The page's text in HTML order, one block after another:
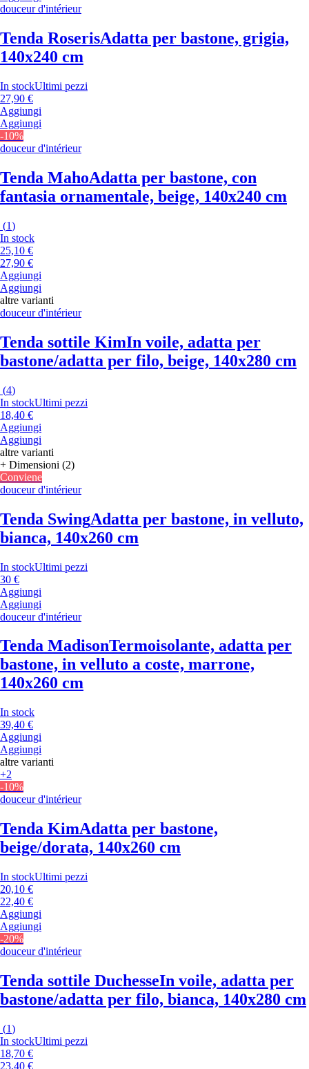
douceur d'intérieur
Tenda RoserisAdatta per bastone, grigia,
140x240 cm
In stockUltimi pezzi
27,90 €
Aggiungi
Aggiungi
-10%
douceur d'intérieur
Tenda MahoAdatta per bastone, con
fantasia ornamentale, beige, 140x240 cm
(1)
In stock
25,10 €
27,90 €
Aggiungi
Aggiungi
altre varianti
douceur d'intérieur
Tenda sottile KimIn voile, adatta per
bastone/adatta per filo, beige, 140x280 cm
(4)
In stockUltimi pezzi
18,40 €
Aggiungi
Aggiungi
altre varianti
+ Dimensioni (2)
Conviene
douceur d'intérieur
Tenda SwingAdatta per bastone, in velluto,
bianca, 140x260 cm
In stockUltimi pezzi
30 €
Aggiungi
Aggiungi
douceur d'intérieur
Tenda MadisonTermoisolante, adatta per
bastone, in velluto a coste, marrone,
140x260 cm
In stock
39,40 €
Aggiungi
Aggiungi
altre varianti
+2
-10%
douceur d'intérieur
Tenda KimAdatta per bastone,
beige/dorata, 140x260 cm
In stockUltimi pezzi
20,10 €
22,40 €
Aggiungi
Aggiungi
-20%
douceur d'intérieur
Tenda sottile DuchesseIn voile, adatta per
bastone/adatta per filo, bianca, 140x280 cm
(1)
In stockUltimi pezzi
18,70 €
23,40 €